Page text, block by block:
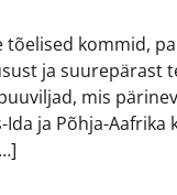
kommid,
ja suurepärast
mis
Ida ja Põhja-Aafrika